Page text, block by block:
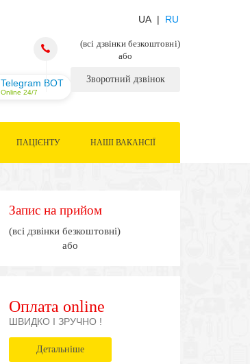
(всі дзвінки безкоштовні)
або
Зворотний дзвінок
UA | RU
Telegram BOT
Online 24/7
ПАЦІЄНТУ НАШІ ВАКАНСІЇ
Запис на прийом
(всі дзвінки безкоштовні)
або
Оплата online
ШВИДКО І ЗРУЧНО !
Детальніше